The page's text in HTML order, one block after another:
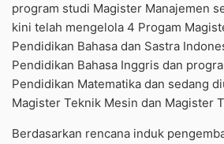
program studi Magister Manajemen
kini telah mengelola 4 Progam
Pendidikan Bahasa dan Sastra
Pendidikan Bahasa Inggris dan
Pendidikan Matematika dan sedang
Magister Teknik Mesin dan Magister
Berdasarkan rencana induk